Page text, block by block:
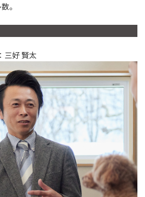
。
三好 賢太